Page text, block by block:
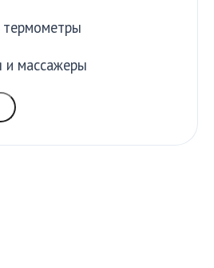
и массажеры